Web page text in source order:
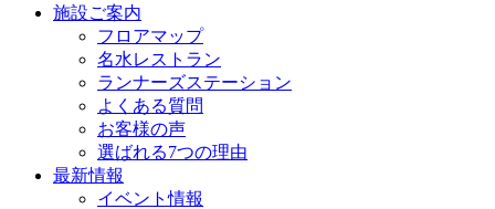
施設ご案内
フロアマップ
名水レストラン
ランナーズステーション
よくある質問
お客様の声
選ばれる7つの理由
最新情報
イベント情報